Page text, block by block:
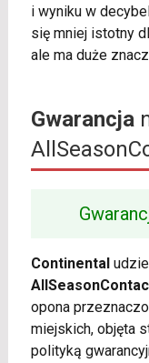
i wyniku w
się mniej istotny
ale ma duże
Gwarancja
Continental
opona
miejskich, objęta
polityką